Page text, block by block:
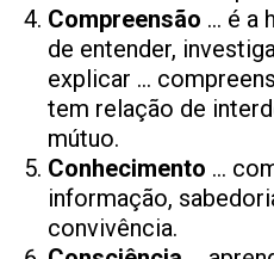
Compreensão … é a
de entender,
explicar …
tem relação de
mútuo.
Conhecimento …
informação,
convivência.